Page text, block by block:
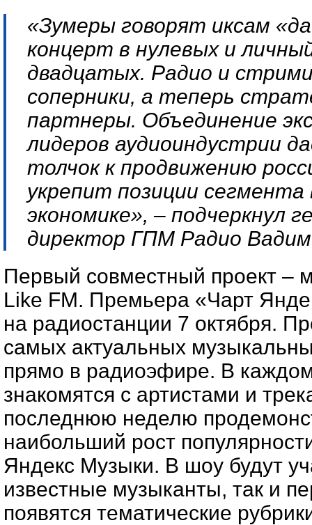
«Зумеры говорят иксам
концерт в нулевых и
двадцатых. Радио и
соперники, а теперь
партнеры. Объединение
лидеров аудиоиндустрии
толчок к продвижению
укрепит позиции сегмента
экономике», – подчеркнул
директор ГПМ Радио
Первый совместный проект –
Like FM. Премьера «Чарт
на радиостанции 7 октября.
самых актуальных
прямо в радиоэфире. В
знакомятся с артистами и
последнюю неделю
наибольший рост
Яндекс Музыки. В шоу будут
известные музыканты, так и
появятся тематические